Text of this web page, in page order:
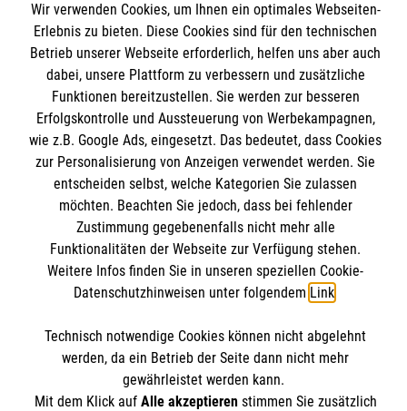
Angebote und Leistungen
Unsere Kurse
Mitarbeiten
Informationen
Kontakt
Pressestelle
Impressum
Datenschutz
Malteser online
Malteserorden
Malteser Jugend
Malteser International
Spendenkonto
Empfänger: Malteser Hilfsdienst e.V.
BIC: GENODED 1PA7
Soziale Netzwerke
Wir verwenden Cookies, um Ihnen ein optimales Webseiten-
Erlebnis zu bieten. Diese Cookies sind für den technischen
Betrieb unserer Webseite erforderlich, helfen uns aber auch
dabei, unsere Plattform zu verbessern und zusätzliche
Funktionen bereitzustellen. Sie werden zur besseren
Erfolgskontrolle und Aussteuerung von Werbekampagnen,
wie z.B. Google Ads, eingesetzt. Das bedeutet, dass Cookies
zur Personalisierung von Anzeigen verwendet werden. Sie
entscheiden selbst, welche Kategorien Sie zulassen
möchten. Beachten Sie jedoch, dass bei fehlender
Zustimmung gegebenenfalls nicht mehr alle
Funktionalitäten der Webseite zur Verfügung stehen.
Weitere Infos finden Sie in unseren speziellen Cookie-
Datenschutzhinweisen unter folgendem Link.
Technisch notwendige Cookies können nicht abgelehnt
werden, da ein Betrieb der Seite dann nicht mehr
gewährleistet werden kann.
Mit dem Klick auf Alle akzeptierenstimmen Sie zusätzlich